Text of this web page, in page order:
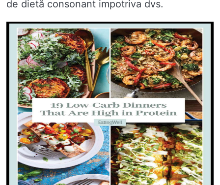
de dietă consonant impotriva dvs.